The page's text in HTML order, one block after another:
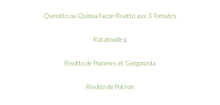
Quinotto ou Quinoa façon Risotto aux 3 Tomates
Ratatouillec
Risotto de Pommes et Gorgonzola
Risotto de Potiron